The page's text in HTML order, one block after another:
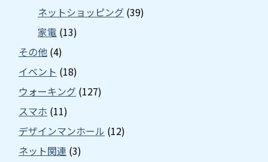
ネットショッピング (39)
家電 (13)
その他 (4)
イベント (18)
ウォーキング (127)
スマホ (11)
デザインマンホール (12)
ネット関連 (3)